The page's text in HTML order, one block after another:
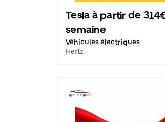
Tesla à partir de
semaine
Véhicules électriques
Hertz